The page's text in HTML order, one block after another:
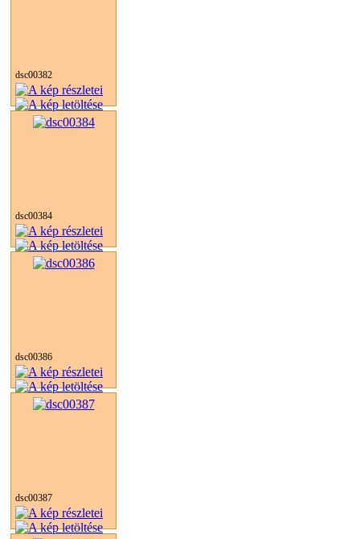
dsc00382
dsc00384
dsc00386
dsc00387